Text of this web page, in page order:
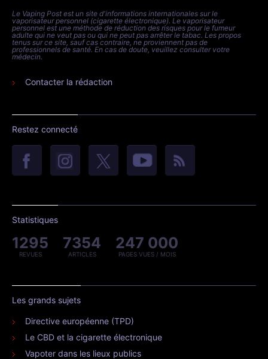
Le Vaping Post est un site d'informations internationales sur le
vaporisateur personnel (cigarette électronique). Le vaporisateur
personnel est une méthode de réduction des risques pour le fumeur
adulte qui ne veut pas ou qui ne peut pas arrêter le tabac. Les propos
tenus sur ce site, sauf cas contraire, ne proviennent pas de
professionnels de santé. En cas de doute, veuillez consulter votre
médecin.
Contacter la rédaction
Restez connecté
Statistiques
1295
REVUES
7354
ARTICLES
247 000
PAGES VUES / MOIS
Les grands sujets
Directive européenne (TPD)
Le CBD et la cigarette électronique
Vapoter dans les lieux publics